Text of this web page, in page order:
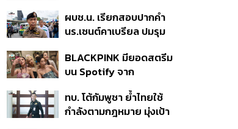
ถามมีต่อไหม นายกฯ ตอบ
‘เดี๋ยวจะพยายาม’
ผบช.น. เรียกสอบปากคำ
นร.เซนต์คาเบรียล ปมรุม
ดำเนินคดีแล้ว
BLACKPINK มียอดสตรีม
บน Spotify จาก
ครั้ง ตลอด 10 ปีที่ผ่านมา
ทบ. โต้กัมพูชา ย้ำไทยใช้
กำลังตามกฎหมาย มุ่งเป้า